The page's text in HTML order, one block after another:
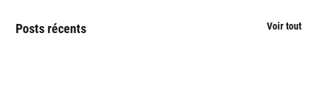
Posts récents Voir tout